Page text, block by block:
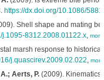
https://dx.doi.org/10.1086/
Shell shape and mating
j.1095-8312.2008.01122.x, more
marsh response to
j.quascirev.2009.02.022, more
Aerts, P.(2009). Kinematics